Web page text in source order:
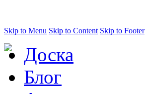
Skip to Menu Skip to Content Skip to Footer
Доска
Блог